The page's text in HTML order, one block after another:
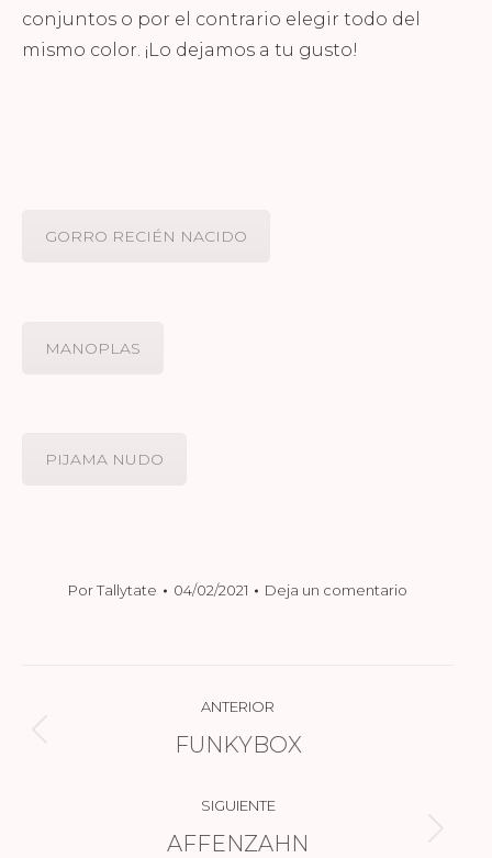
conjuntos o por el contrario elegir todo del
mismo color. ¡Lo dejamos a tu gusto!
GORRO RECIÉN NACIDO
MANOPLAS
PIJAMA NUDO
PorTallytate 04/02/2021 Deja un comentario
ANTERIOR
Publicación
FUNKYBOX
SIGUIENTE
Publicación
AFFENZAHN